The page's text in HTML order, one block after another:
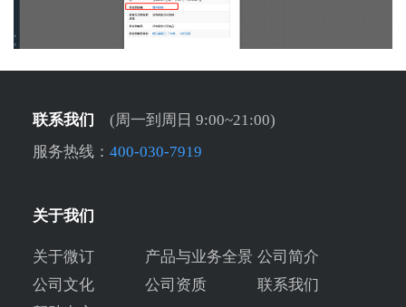
联系我们
(周一到周日 9:00~21:00)
服务热线： 400-030-7919
关于我们
关于微订 产品与业务全景 公司简介
公司文化
公司资质
联系我们